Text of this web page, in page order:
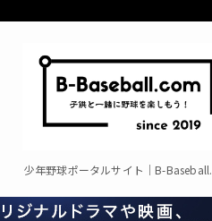
少年野球ポータルサイト｜B-